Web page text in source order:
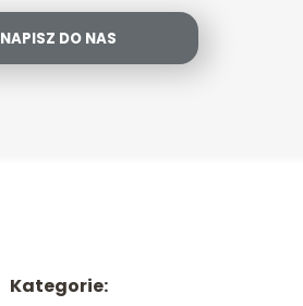
NAPISZ DO NAS
Kategorie: